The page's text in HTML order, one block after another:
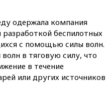
одержала компания
беспилотных
с помощью силы волн.
в тяговую силу, что
в течение
или других источников